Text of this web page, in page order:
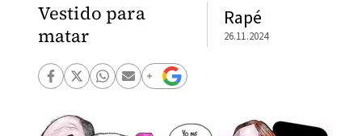
Vestido para
matar
Rapé
26.11.2024